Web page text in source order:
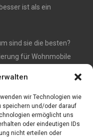
wir Technologien wie
speichern und/oder darauf
ermöglicht uns
oder eindeutigen IDs
nicht erteilen oder
ist als ein
sind sie die besten?
für Wohnmobile
Verfassen